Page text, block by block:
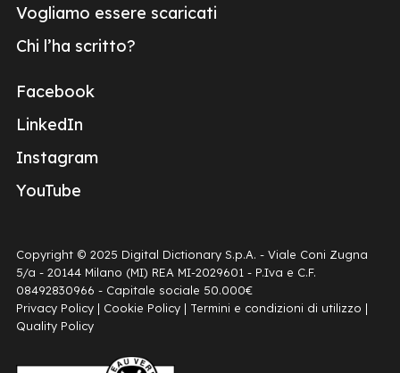
Vogliamo essere scaricati
Chi l’ha scritto?
Facebook
LinkedIn
Instagram
YouTube
Copyright © 2025 Digital Dictionary S.p.A. - Viale Coni Zugna
5/a - 20144 Milano (MI) REA MI-2029601 - P.Iva e C.F.
08492830966 - Capitale sociale 50.000€
Privacy Policy | Cookie Policy | Termini e condizioni di utilizzo |
Quality Policy